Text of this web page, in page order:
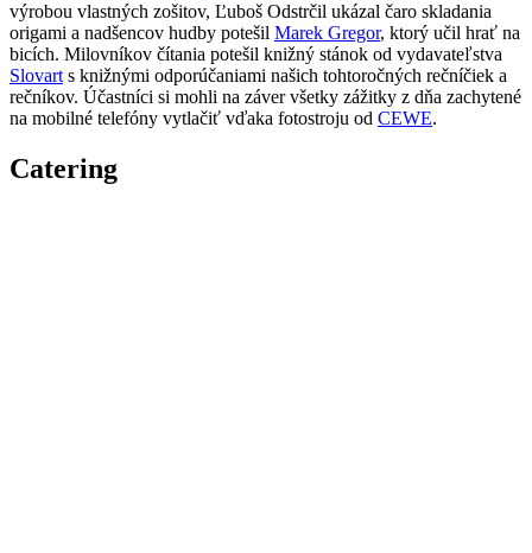
výrobou vlastných zošitov, Ľuboš Odstrčil ukázal čaro skladania
origami a nadšencov hudby potešil Marek Gregor, ktorý učil hrať na
bicích. Milovníkov čítania potešil knižný stánok od vydavateľstva
Slovart s knižnými odporúčaniami našich tohtoročných rečníčiek a
rečníkov. Účastníci si mohli na záver všetky zážitky z dňa zachytené
na mobilné telefóny vytlačiť vďaka fotostroju od CEWE.
Catering